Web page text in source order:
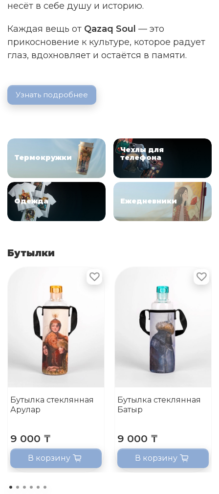
несёт в себе душу и историю.
Каждая вещь от Qazaq Soul — это
прикосновение к культуре, которое радует
глаз, вдохновляет и остаётся в памяти.
Узнать подробнее
Термокружки
ㅤㅤㅤㅤㅤㅤㅤㅤㅤㅤㅤЧехлы для ㅤㅤㅤㅤㅤㅤㅤㅤㅤㅤㅤ
телефона
ㅤㅤㅤㅤㅤㅤㅤㅤㅤㅤㅤㅤОдежда Ежедневники
Бутылки
Бутылка стеклянная
Арулар
9 000 ₸
В корзину
Бутылка стеклянная
Батыр
9 000 ₸
В корзину